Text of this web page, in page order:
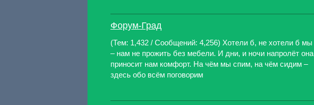
Форум-Град
(Тем: 1,432 / Сообщений: 4,256) Хотели б, не хотели б мы
– нам не прожить без мебели. И дни, и ночи напролёт она
приносит нам комфорт. На чём мы спим, на чём сидим –
здесь обо всём поговорим